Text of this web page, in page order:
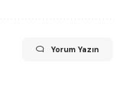
Yorum Yazın